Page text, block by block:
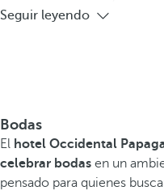
Seguir leyendo
Bodas
El hotel Occidental
celebrar bodas en un
pensado para quienes